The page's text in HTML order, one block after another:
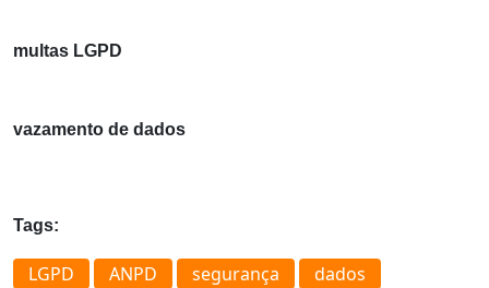
multas LGPD
vazamento de dados
Tags:
LGPD ANPD segurança
dados